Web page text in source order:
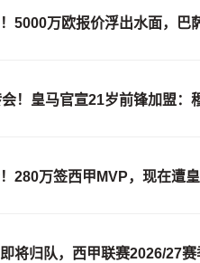
5000万欧报价浮出水面，巴
！皇马官宣21岁前锋加盟：
280万签西甲MVP，现在遭
将归队，西甲联赛2026/27